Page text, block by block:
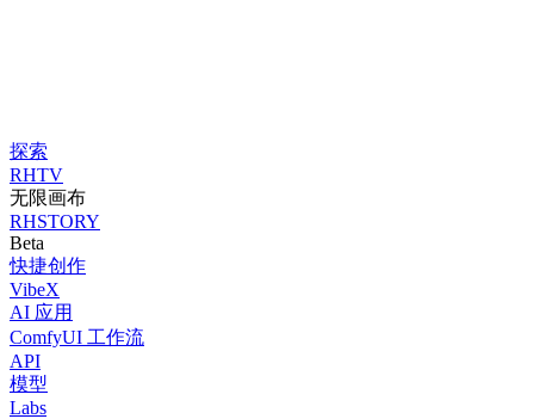
探索
RHTV
无限画布
RHSTORY
Beta
快捷创作
VibeX
AI 应用
ComfyUI 工作流
API
模型
Labs